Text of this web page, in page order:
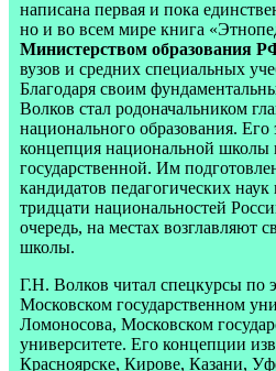
написана первая и пока
но и во всем мире книга
Министерством образования
вузов и средних специальных
Благодаря своим
Волков стал родоначальником
национального образования. Его
концепция национальной школы
государственной. Им
кандидатов педагогических наук
тридцати национальностей
очередь, на местах возглавляют
школы.
Г.Н. Волков читал спецкурсы по
Московском государственном
Ломоносова, Московском
университете. Его концепции
Красноярске, Кирове, Казани,